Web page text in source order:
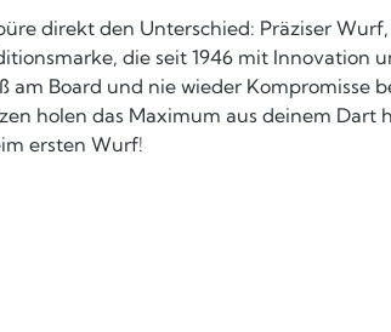
direkt den Unterschied: Präziser
die seit 1946 mit Innovation
am Board und nie wieder Kompromisse
holen das Maximum aus deinem Dart
ersten Wurf!